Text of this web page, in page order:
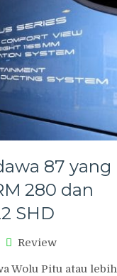
87 yang
280 dan
SHD
Review
Wolu Pitu atau lebih